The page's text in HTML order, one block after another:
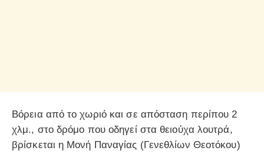
Βόρεια από το χωριό και σε απόσταση περίπου 2
χλμ., στο δρόμο που οδηγεί στα θειούχα λουτρά,
βρίσκεται η Μονή Παναγίας (Γενεθλίων Θεοτόκου)